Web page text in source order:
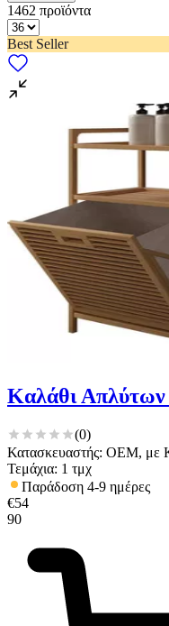
1462 προϊόντα
Best Seller
Καλάθι
(0)
Κατασκευαστής: OEM, με
Τεμάχια: 1 τμχ
Παράδοση 4-9 ημέρες
€54
90